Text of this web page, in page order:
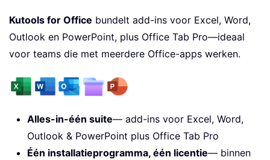
Kutools for Office bundelt add-ins voor Excel, Word,
Outlook en PowerPoint, plus Office Tab Pro—ideaal
voor teams die met meerdere Office-apps werken.
Alles-in-één suite— add-ins voor Excel, Word,
Outlook & PowerPoint plus Office Tab Pro
Één installatieprogramma, één licentie— binnen